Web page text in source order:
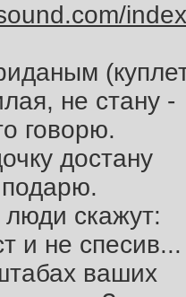
не стану -
говорю.
достану
скажут:
и не спесив...
ваших